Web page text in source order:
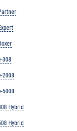
308
2008
5008
Hybrid
Hybrid